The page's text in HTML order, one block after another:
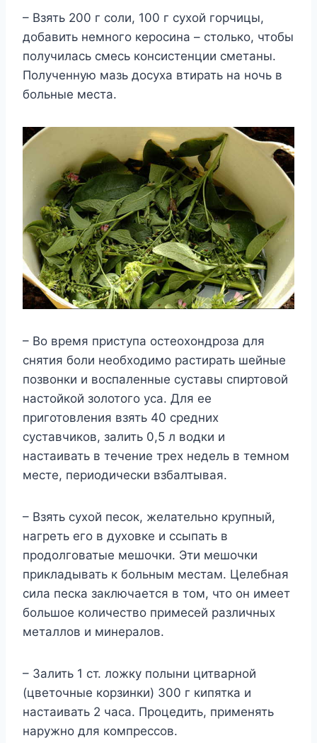
– Взять 200 г соли, 100 г сухой горчицы,
добавить немного керосина – столько, чтобы
получилась смесь консистенции сметаны.
Полученную мазь досуха втирать на ночь в
больные места.
– Во время приступа остеохондроза для
снятия боли необходимо растирать шейные
позвонки и воспаленные суставы спиртовой
настойкой золотого уса. Для ее
приготовления взять 40 средних
суставчиков, залить 0,5 л водки и
настаивать в течение трех недель в темном
месте, периодически взбалтывая.
– Взять сухой песок, желательно крупный,
нагреть его в духовке и ссыпать в
продолговатые мешочки. Эти мешочки
прикладывать к больным местам. Целебная
сила песка заключается в том, что он имеет
большое количество примесей различных
металлов и минералов.
– Залить 1 ст. ложку полыни цитварной
(цветочные корзинки) 300 г кипятка и
настаивать 2 часа. Процедить, применять
наружно для компрессов.